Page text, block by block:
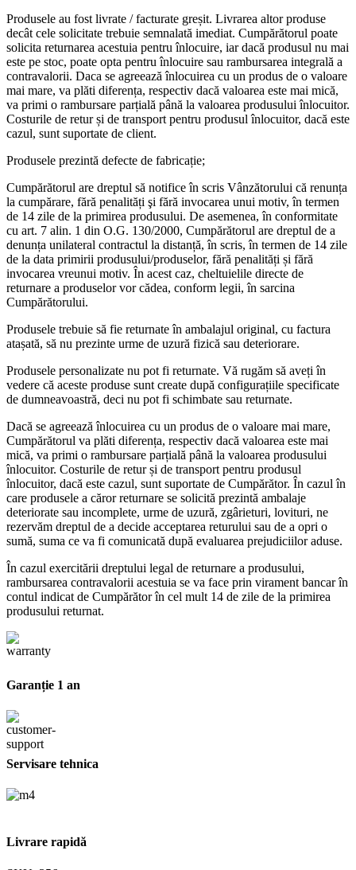
Produsele au fost livrate / facturate greșit. Livrarea altor produse
decât cele solicitate trebuie semnalată imediat. Cumpărătorul poate
solicita returnarea acestuia pentru înlocuire, iar dacă produsul nu mai
este pe stoc, poate opta pentru înlocuire sau rambursarea integrală a
contravalorii. Daca se agreează înlocuirea cu un produs de o valoare
mai mare, va plăti diferența, respectiv dacă valoarea este mai mică,
va primi o rambursare parțială până la valoarea produsului înlocuitor.
Costurile de retur și de transport pentru produsul înlocuitor, dacă este
cazul, sunt suportate de client.
Produsele prezintă defecte de fabricație;
Cumpărătorul are dreptul să notifice în scris Vânzătorului că renunța
la cumpărare, fără penalități şi fără invocarea unui motiv, în termen
de 14 zile de la primirea produsului. De asemenea, în conformitate
cu art. 7 alin. 1 din O.G. 130/2000, Cumpărătorul are dreptul de a
denunța unilateral contractul la distanță, în scris, în termen de 14 zile
de la data primirii produsului/produselor, fără penalități și fără
invocarea vreunui motiv. În acest caz, cheltuielile directe de
returnare a produselor vor cădea, conform legii, în sarcina
Cumpărătorului.
Produsele trebuie să fie returnate în ambalajul original, cu factura
atașată, să nu prezinte urme de uzură fizică sau deteriorare.
Produsele personalizate nu pot fi returnate. Vă rugăm să aveți în
vedere că aceste produse sunt create după configurațiile specificate
de dumneavoastră, deci nu pot fi schimbate sau returnate.
Dacă se agreează înlocuirea cu un produs de o valoare mai mare,
Cumpărătorul va plăti diferența, respectiv dacă valoarea este mai
mică, va primi o rambursare parțială până la valoarea produsului
înlocuitor. Costurile de retur și de transport pentru produsul
înlocuitor, dacă este cazul, sunt suportate de Cumpărător. În cazul în
care produsele a căror returnare se solicită prezintă ambalaje
deteriorate sau incomplete, urme de uzură, zgârieturi, lovituri, ne
rezervăm dreptul de a decide acceptarea returului sau de a opri o
sumă, suma ce va fi comunicată după evaluarea prejudiciilor aduse.
În cazul exercitării dreptului legal de returnare a produsului,
rambursarea contravalorii acestuia se va face prin virament bancar în
contul indicat de Cumpărător în cel mult 14 de zile de la primirea
produsului returnat.
Garanție 1 an
Servisare tehnica
Livrare rapidă